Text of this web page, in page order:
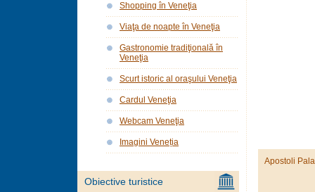
Apostoli
Shopping în Veneţia
Viaţa de noapte în Veneţia
Gastronomie tradiţională în
Veneţia
Scurt istoric al oraşului Veneţia
Cardul Veneţia
Webcam Veneţia
Imagini Veneția
Obiective turistice